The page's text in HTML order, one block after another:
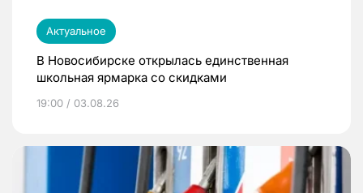
Актуальное
В Новосибирске открылась единственная
школьная ярмарка со скидками
19:00 / 03.08.26